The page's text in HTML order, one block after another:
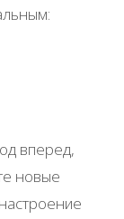
вперед,
новые